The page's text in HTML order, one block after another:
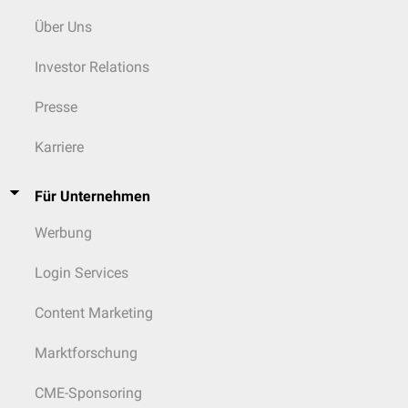
Das Trocknungsgut wird in einem Zyklonabscheider
eine kreisförmige Bahn gebracht, aus welcher sich die festen Partikel
Über Uns
Investor Relations
Presse
Karriere
Für Unternehmen
Werbung
Login Services
Content Marketing
Marktforschung
CME-Sponsoring